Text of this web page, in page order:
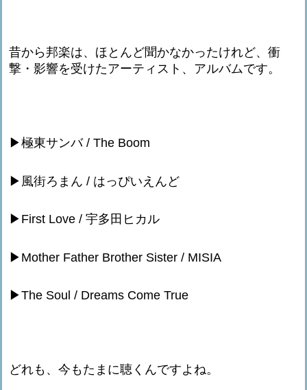
昔から邦楽は、ほとんど聞かなかったけれど、衝
撃・影響を受けたアーティスト、アルバムです。
▶︎極東サンバ / The Boom
▶︎風街ろまん / はっぴいえんど
▶︎First Love / 宇多田ヒカル
▶︎Mother Father Brother Sister / MISIA
▶︎The Soul / Dreams Come True
どれも、今もたまに聴くんですよね。